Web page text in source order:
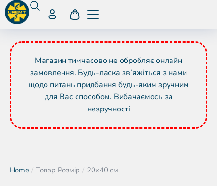
Магазин тимчасово не обробляє онлайн
замовлення. Будь-ласка зв’яжіться з нами
щодо питань придбання будь-яким зручним
для Вас способом. Вибачаємось за
незручності
You are here:
Home Товар Розмір 20x40 см